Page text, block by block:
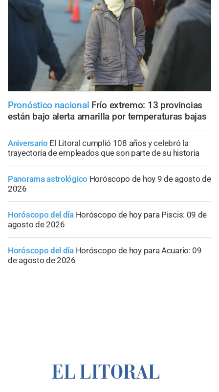
Pronóstico nacional Frío extremo: 13 provincias
están bajo alerta amarilla por temperaturas bajas
Aniversario El Litoral cumplió 108 años y celebró la
trayectoria de empleados que son parte de su historia
Panorama astrológico Horóscopo de hoy 9 de agosto de
2026
Horóscopo del día Horóscopo de hoy para Piscis: 09 de
agosto de 2026
Horóscopo del día Horóscopo de hoy para Acuario: 09
de agosto de 2026